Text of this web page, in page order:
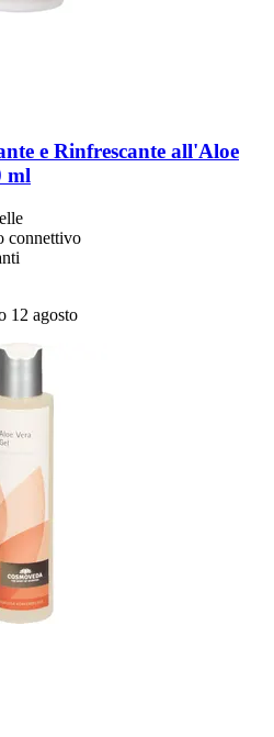
e Rinfrescante all'Aloe
ml
connettivo
12 agosto